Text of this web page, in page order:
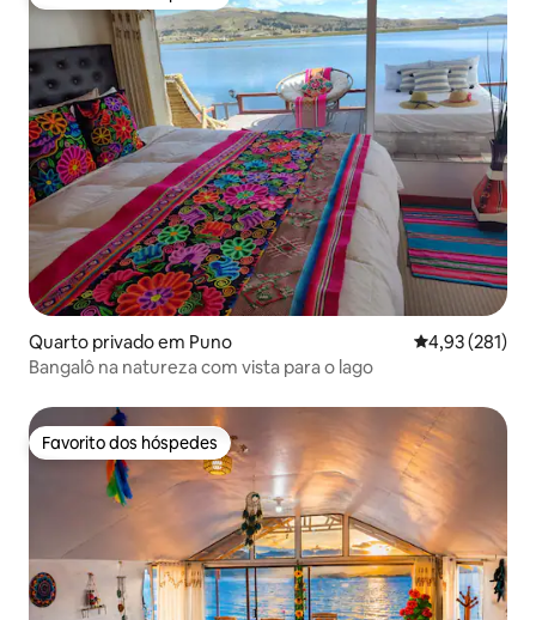
Quarto privado em Puno Classificação
4,93 (281)
Bangalô na natureza com vista para o lago
Favorito dos hóspedes
Favorito dos hóspedes